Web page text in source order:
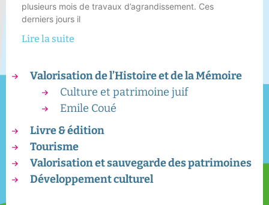
plusieurs mois de travaux d’agrandissement. Ces
derniers jours il
Lire la suite
Valorisation de l’Histoire et de la Mémoire
Culture et patrimoine juif
Emile Coué
Livre & édition
Tourisme
Valorisation et sauvegarde des patrimoines
Développement culturel